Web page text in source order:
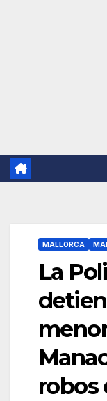
MALLORCA
La
robos